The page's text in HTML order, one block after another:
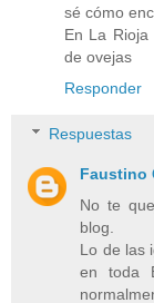
sé cómo
En La
de ovejas
Responder
Respuestas
Faustino
No te
blog.
Lo de las
en toda